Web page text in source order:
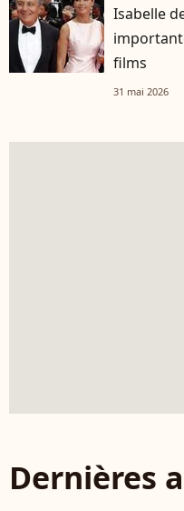
Isabelle
films
31 mai 2026
Dernières